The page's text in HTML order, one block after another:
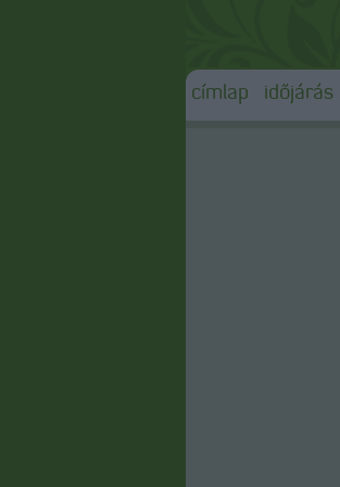
címlap időjárás